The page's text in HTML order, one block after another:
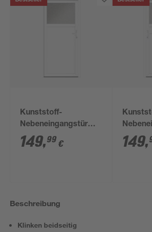
Kunststoff-
Nebeneingangstür
'BAZ 682' 98 x 198 cm
Anschlag rechts, weiß
149,99 €
'BAZ
149,
Beschreibung
Klinken beidseitig